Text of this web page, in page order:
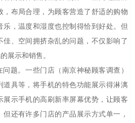
，布局合理，为顾客营造了舒适的购物
，温度和湿度也控制得恰到好处。但
、空间拥挤杂乱的问题，不仅影响了
展示和销售。
问题。一些门店 （ 南京神秘顾客调查 ）
道具等，将手机的特色功能展示得淋漓
展示手机的高刷新率屏幕优势，让顾客
还有许多门店的产品展示方式单一，